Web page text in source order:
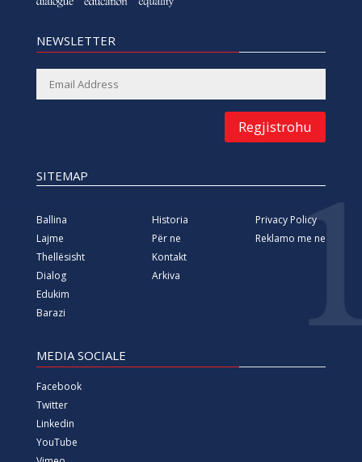
NEWSLETTER
Regjistrohu
SITEMAP
Ballina
Lajme
Thellësisht
Dialog
Edukim
Barazi
Historia
Për ne
Kontakt
Arkiva
Privacy Policy
Reklamo me ne
MEDIA SOCIALE
Facebook
Twitter
Linkedin
YouTube